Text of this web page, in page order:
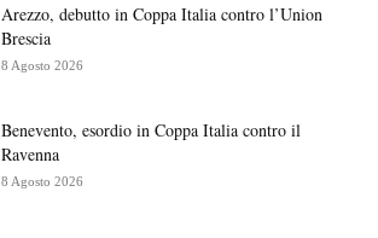
Arezzo, debutto in Coppa Italia contro l’Union
Brescia
8 Agosto 2026
Benevento, esordio in Coppa Italia contro il
Ravenna
8 Agosto 2026